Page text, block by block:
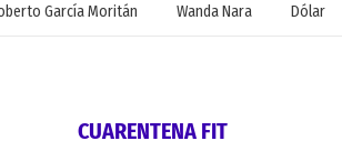
García Moritán Wanda Nara Dólar
CUARENTENA FIT